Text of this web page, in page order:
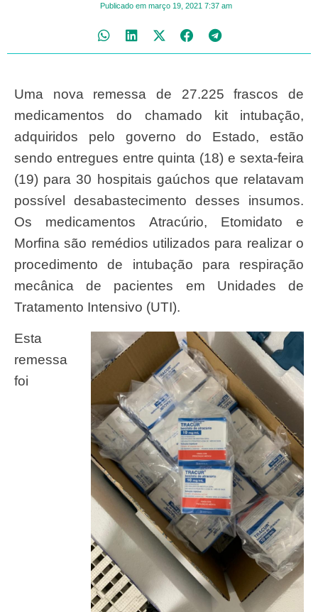
Publicado em março 19, 2021 7:37 am
Uma nova remessa de 27.225 frascos de
medicamentos do chamado kit intubação,
adquiridos pelo governo do Estado, estão
sendo entregues entre quinta (18) e sexta-feira
(19) para 30 hospitais gaúchos que relatavam
possível desabastecimento desses insumos.
Os medicamentos Atracúrio, Etomidato e
Morfina são remédios utilizados para realizar o
procedimento de intubação para respiração
mecânica de pacientes em Unidades de
Tratamento Intensivo (UTI).
Esta
remessa
foi